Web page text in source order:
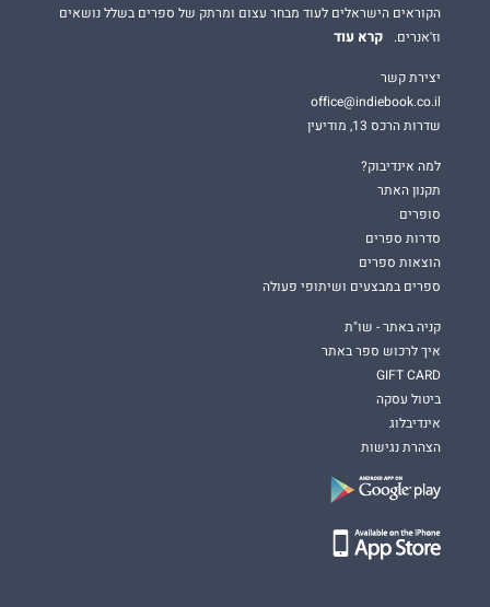
הקוראים הישראלים לעוד מבחר עצום ומרתק של ספרים בשלל נושאים
וז'אנרים.
קרא עוד
יצירת קשר
office@indiebook.co.il
שדרות הרכס 13, מודיעין
למה אינדיבוק?
תקנון האתר
סופרים
סדרות ספרים
הוצאות ספרים
ספרים במבצעים ושיתופי פעולה
קניה באתר - שו"ת
איך לרכוש ספר באתר
GIFT CARD
ביטול עסקה
אינדיבלוג
הצהרת נגישות